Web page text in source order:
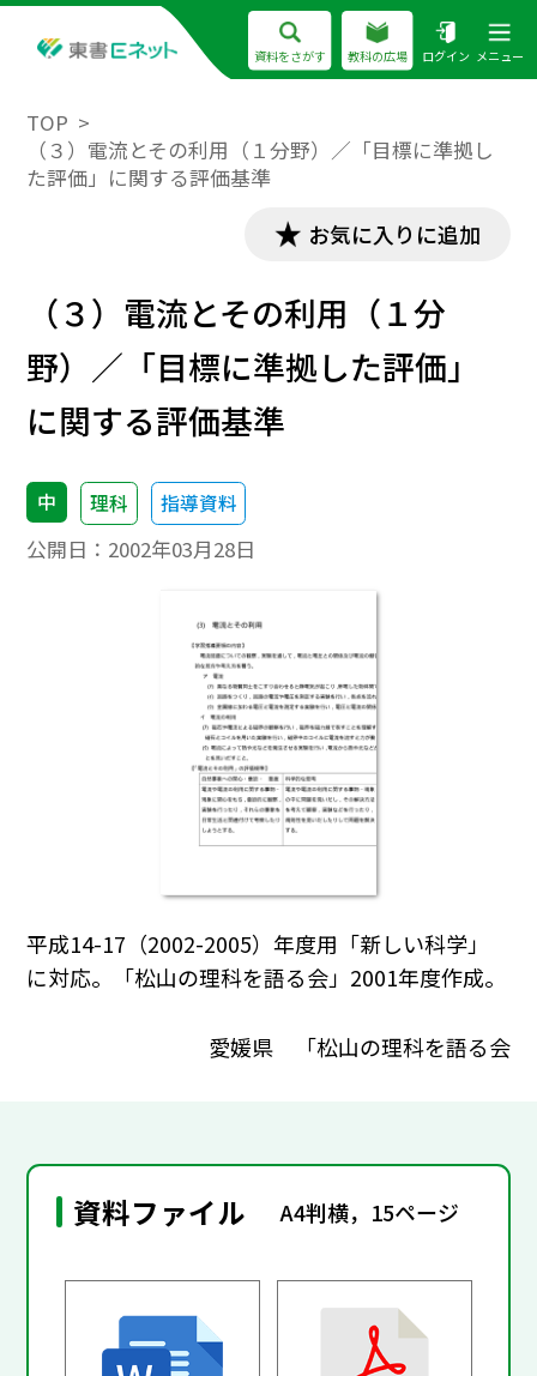
資料をさがす 教科の広場 ログイン メニュー
TOP
（３）電流とその利用（１分野）／「目標に準拠し
た評価」に関する評価基準
お気に入りに追加
（３）電流とその利用（１分
野）／「目標に準拠した評価」
に関する評価基準
中 理科 指導資料
公開日： 2002年03月28日
平成14-17（2002-2005）年度用「新しい科学」
に対応。「松山の理科を語る会」2001年度作成。
愛媛県 「松山の理科を語る会
資料ファイル A4判横，15ページ